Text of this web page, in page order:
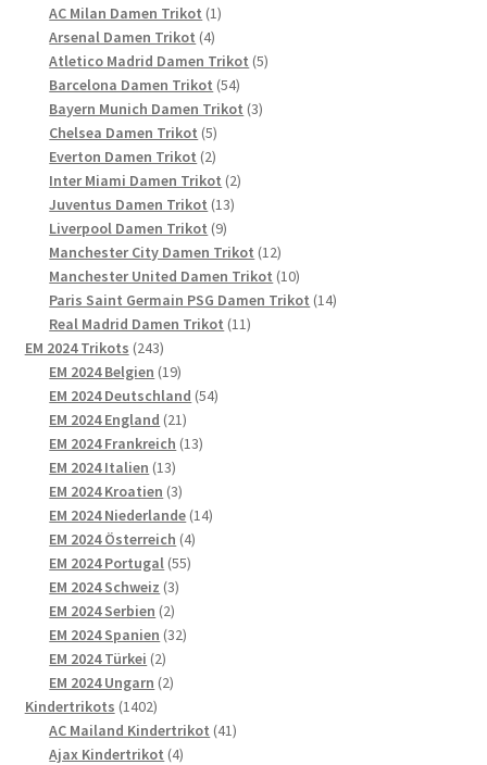
Produkte
AC Milan Damen Trikot 11
Arsenal Damen Trikot 44
Produkte
Atletico Madrid Damen Trikot 55
Barcelona Damen Trikot 5454
Produkte
Bayern Munich Damen Trikot 33
Chelsea Damen Trikot 55
Produkte
Everton Damen Trikot 22
Produkte
Inter Miami Damen Trikot 22
Juventus Damen Trikot 1313
Liverpool Damen Trikot 99
Produkte
Manchester City Damen Trikot 1212
Produkte
Manchester United Damen Trikot 1010
Produkte
Paris Saint Germain PSG Damen Trikot 1414
Real Madrid Damen Trikot 1111
EM 2024 Trikots 243243
Produkte
EM 2024 Belgien 1919
Produkte
EM 2024 Deutschland 5454
EM 2024 England 2121
Produkte
EM 2024 Frankreich 1313
EM 2024 Italien 1313
Produkte
EM 2024 Kroatien 33
Produkte
EM 2024 Niederlande 1414
EM 2024 Österreich 44
EM 2024 Portugal 5555
EM 2024 Schweiz 33
EM 2024 Serbien 22
Produkte
EM 2024 Spanien 3232
EM 2024 Türkei 22
Produkte
EM 2024 Ungarn 22
Kindertrikots 14021402
Produkte
AC Mailand Kindertrikot 4141
Ajax Kindertrikot 44